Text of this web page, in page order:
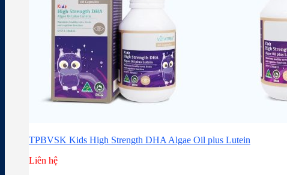
TPBVSK Kids High Strength DHA Algae Oil plus Lutein
Liên hệ